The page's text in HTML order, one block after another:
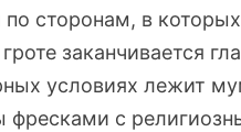
сторонам, в
заканчивается
условиях лежит
фресками с